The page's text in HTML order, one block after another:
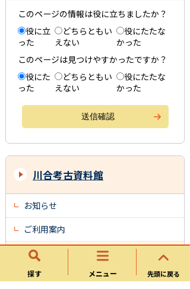
探す メニュー
このページの情報は役に立ちましたか？
役に立
った
どちらともい
えない
役にたたな
かった
このページは見つけやすかったですか？
役にた
った
どちらともい
えない
役にたたな
かった
先頭に戻る
川合考古資料館
お知らせ
ご利用案内
交通アクセス
主な収蔵資料の紹介